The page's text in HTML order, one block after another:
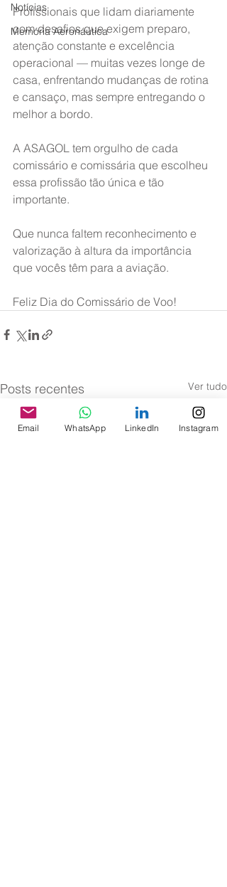
Notícias
Memória Aeronáutica
Profissionais que lidam diariamente
com desafios que exigem preparo,
atenção constante e excelência
operacional — muitas vezes longe de
casa, enfrentando mudanças de rotina
e cansaço, mas sempre entregando o
melhor a bordo.
A ASAGOL tem orgulho de cada
comissário e comissária que escolheu
essa profissão tão única e tão
importante.
Que nunca faltem reconhecimento e
valorização à altura da importância
que vocês têm para a aviação.
Feliz Dia do Comissário de Voo!
Posts recentes Ver tudo
Email WhatsApp LinkedIn Instagram